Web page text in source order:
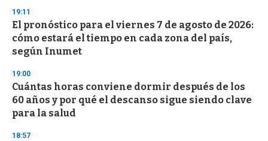
19:11
El pronóstico para el viernes 7 de agosto de 2026:
cómo estará el tiempo en cada zona del país,
según Inumet
19:00
Cuántas horas conviene dormir después de los
60 años y por qué el descanso sigue siendo clave
para la salud
18:57